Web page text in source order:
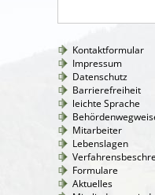
Kontaktformular
Impressum
Datenschutz
Barrierefreiheit
leichte Sprache
Mitarbeiter
Lebenslagen
Formulare
Aktuelles